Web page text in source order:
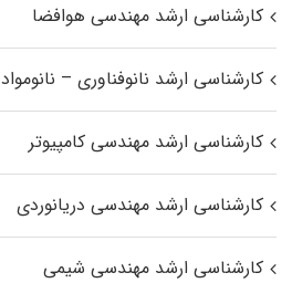
کارشناسی ارشد مهندسی هوافضا
کارشناسی ارشد نانوفناوری – نانومواد
کارشناسی ارشد مهندسی کامپیوتر
کارشناسی ارشد مهندسی دریانوردی
کارشناسی ارشد مهندسی شیمی